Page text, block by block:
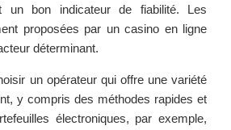
un bon indicateur de fiabilité. Les
proposées par un casino en ligne
déterminant.
un opérateur qui offre une variété
y compris des méthodes rapides et
électroniques, par exemple,